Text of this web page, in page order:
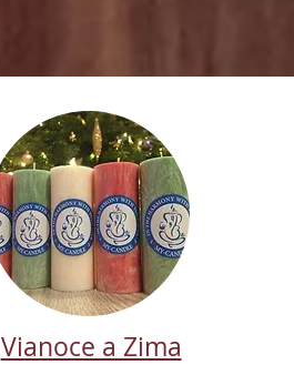
Vianoce a Zima